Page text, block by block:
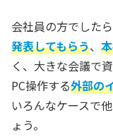
会社員の方でした
発表してもらう、
く、大きな会議で
PC操作する外部の
いろんなケースで
ょう。